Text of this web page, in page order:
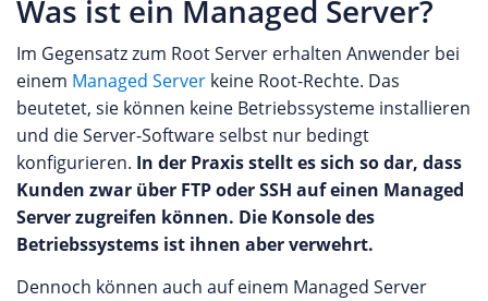
Was ist ein Managed Server?
Im Gegensatz zum Root Server erhalten Anwender bei
einem Managed Server keine Root-Rechte. Das
beutetet, sie können keine Betriebssysteme installieren
und die Server-Software selbst nur bedingt
konfigurieren. In der Praxis stellt es sich so dar, dass
Kunden zwar über FTP oder SSH auf einen Managed
Server zugreifen können. Die Konsole des
Betriebssystems ist ihnen aber verwehrt.
Dennoch können auch auf einem Managed Server